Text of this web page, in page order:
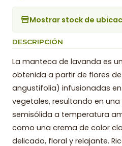
Mostrar stock de
DESCRIPCIÓN
La manteca de lavanda es
obtenida a partir de flores
angustifolia) infusionadas
vegetales, resultando en
semisólida a temperatura
como una crema de color
delicado, floral y relajante.